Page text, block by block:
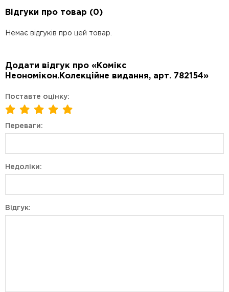
Відгуки про товар (0)
Немає відгуків про цей товар.
Додати відгук про «Комікс
Неономікон.Колекційне видання, арт. 782154»
Поставте оцінку:
Переваги:
Недоліки:
Відгук: